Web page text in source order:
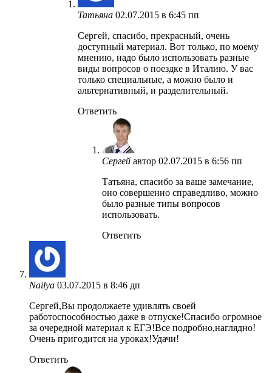
Татьяна 02.07.2015 в 6:45 пп
Сергей, спасибо, прекрасный, очень
доступный материал. Вот только, по моему
мнению, надо было использовать разные
виды вопросов о поездке в Италию. У вас
только специальные, а можно было и
альтернативный, и разделительный.
Ответить
Сергей автор 02.07.2015 в 6:56 пп
Татьяна, спасибо за ваше замечание,
оно совершенно справедливо, можно
было разные типы вопросов
использовать.
Ответить
Nailya 03.07.2015 в 8:46 дп
Сергей,Вы продолжаете удивлять своей
работоспособностью даже в отпуске!Спасибо огромное
за очередной материал к ЕГЭ!Все подробно,наглядно!
Очень пригодится на уроках!Удачи!
Ответить